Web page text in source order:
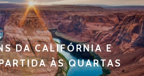
DA CALIFÓRNIA E
ÀS QUARTAS